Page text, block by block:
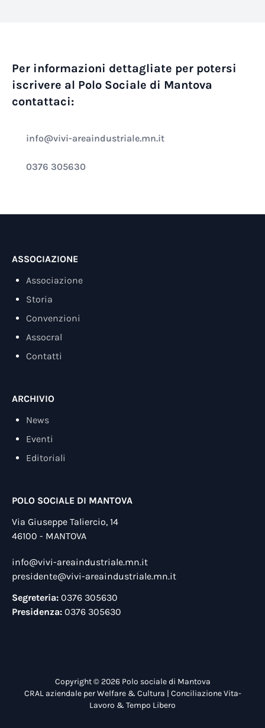
Per informazioni dettagliate per potersi
iscrivere al Polo Sociale di Mantova
contattaci:
info@vivi-areaindustriale.mn.it
0376 305630
ASSOCIAZIONE
Associazione
Storia
Convenzioni
Assocral
Contatti
ARCHIVIO
News
Eventi
Editoriali
POLO SOCIALE DI MANTOVA
Via Giuseppe Taliercio, 14
46100 - MANTOVA
info@vivi-areaindustriale.mn.it
presidente@vivi-areaindustriale.mn.it
Segreteria: 0376 305630
Presidenza: 0376 305630
Copyright © 2026 Polo sociale di Mantova
CRAL aziendale per Welfare & Cultura | Conciliazione Vita-
Lavoro & Tempo Libero